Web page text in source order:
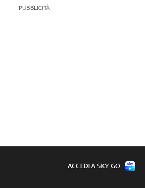
PUBBLICITÀ
ACCEDI A SKY GO